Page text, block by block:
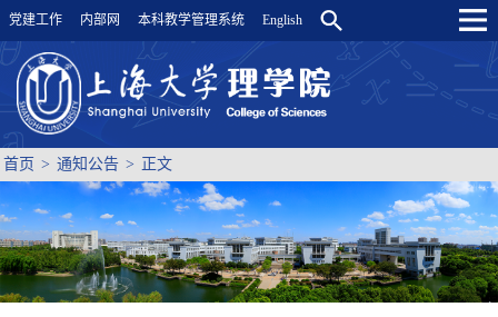
党建工作 内部网 本科教学管理系统 English
首页 > 通知公告 > 正文